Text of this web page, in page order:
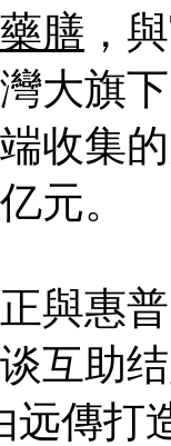
藥膳 ，
大旗
收集
元。
與惠
互助
远傳打